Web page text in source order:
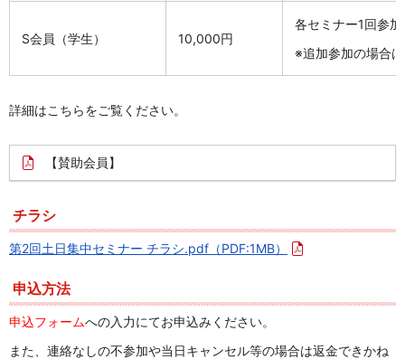
S会員（学生） 10,000円
各セミナー1回参
※追加参加の場合
詳細はこちらをご覧ください。
【賛助会員】
チラシ
第2回土日集中セミナー チラシ.pdf （PDF:1MB）
申込方法
申込フォームへの入力にてお申込みください。
また、連絡なしの不参加や当日キャンセル等の場合は返金できかね